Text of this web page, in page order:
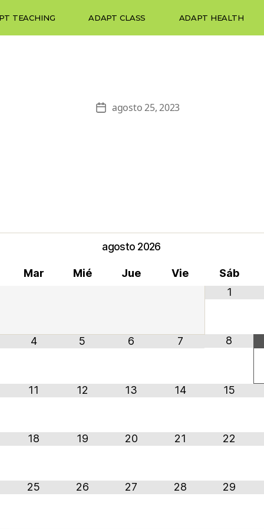
TEACHING ADAPT CLASS ADAPT HEALTH
agosto 25, 2023
agosto 2026
Mar Mié Jue Vie
Sáb
1
4 5 6 7 8
11 12 13 14 15
18 19 20 21 22
25 26 27 28 29